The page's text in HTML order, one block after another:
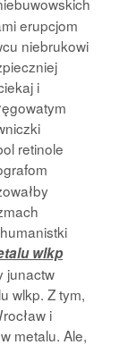
erupcjom
niebrukowi
i
retinole
wlkp
junactw
wlkp. Z tym,
i
metalu. Ale,